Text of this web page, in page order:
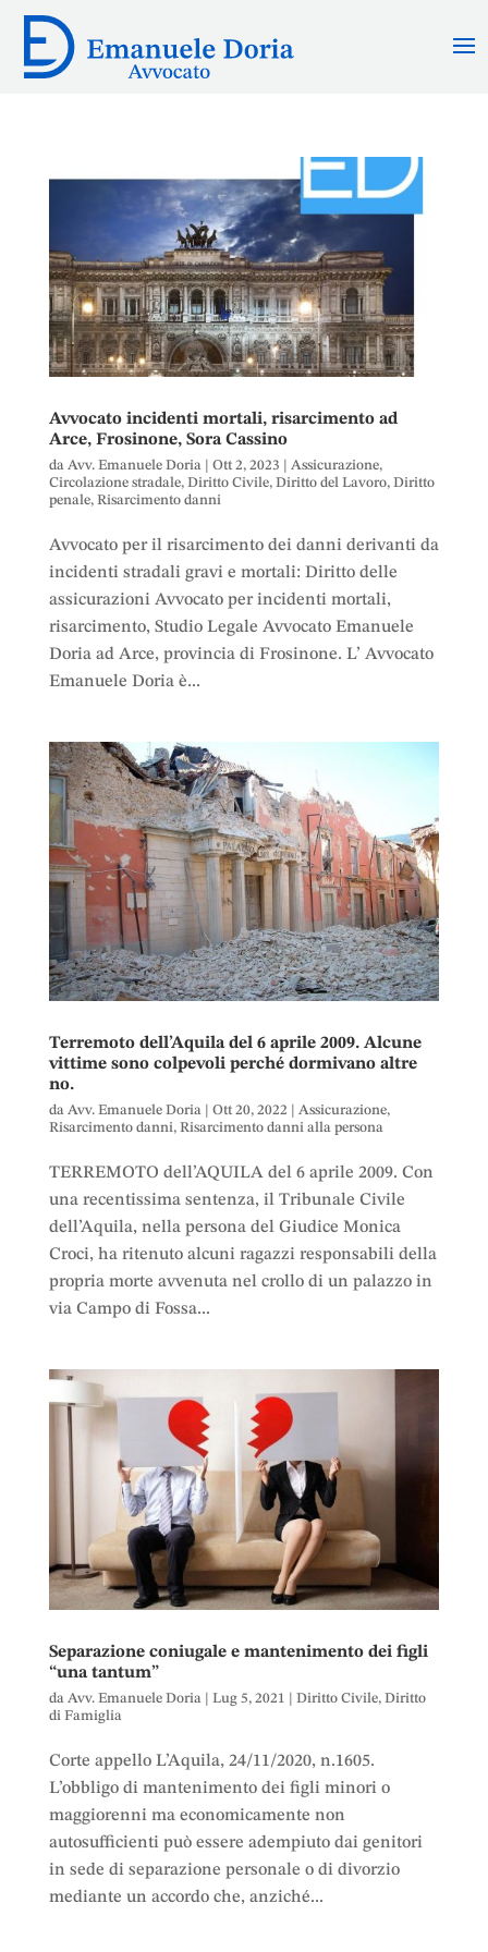
Avvocato incidenti mortali, risarcimento ad
Arce, Frosinone, Sora Cassino
da Avv. Emanuele Doria Ott 2, 2023 Assicurazione,
Circolazione stradale, Diritto Civile, Diritto del Lavoro, Diritto
penale, Risarcimento danni
Avvocato per il risarcimento dei danni derivanti da
incidenti stradali gravi e mortali: Diritto delle
assicurazioni Avvocato per incidenti mortali,
risarcimento, Studio Legale Avvocato Emanuele
Doria ad Arce, provincia di Frosinone. L’ Avvocato
Emanuele Doria è...
Terremoto dell’Aquila del 6 aprile 2009. Alcune
vittime sono colpevoli perché dormivano altre
no.
da Avv. Emanuele Doria| Ott 20, 2022 Assicurazione,
Risarcimento danni, Risarcimento danni alla persona
TERREMOTO dell’AQUILA del 6 aprile 2009. Con
una recentissima sentenza, il Tribunale Civile
dell’Aquila, nella persona del Giudice Monica
Croci, ha ritenuto alcuni ragazzi responsabili della
propria morte avvenuta nel crollo di un palazzo in
via Campo di Fossa...
Separazione coniugale e mantenimento dei figli
“una tantum”
da Avv. Emanuele Doria| Lug 5, 2021 Diritto Civile, Diritto
di Famiglia
Corte appello L’Aquila, 24/11/2020, n.1605.
L’obbligo di mantenimento dei figli minori o
maggiorenni ma economicamente non
autosufficienti può essere adempiuto dai genitori
in sede di separazione personale o di divorzio
mediante un accordo che, anziché...